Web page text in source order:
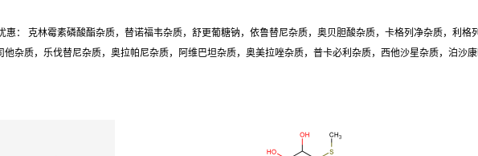
： 克林霉素磷酸酯杂质，替诺福韦杂质，舒更葡糖钠，依鲁替尼杂质，奥贝胆酸杂质，卡格列净杂质，利格
杂质，乐伐替尼杂质，奥拉帕尼杂质，阿维巴坦杂质，奥美拉唑杂质，普卡必利杂质，西他沙星杂质，泊沙